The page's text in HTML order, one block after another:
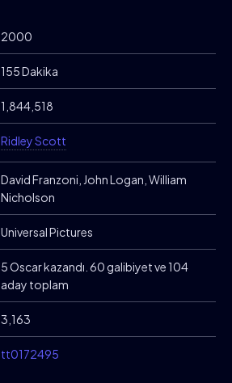
2000
155 Dakika
1,844,518
Ridley Scott
David Franzoni, John Logan, William
Nicholson
Universal Pictures
5 Oscar kazandı. 60 galibiyet ve 104
aday toplam
3,163
tt0172495